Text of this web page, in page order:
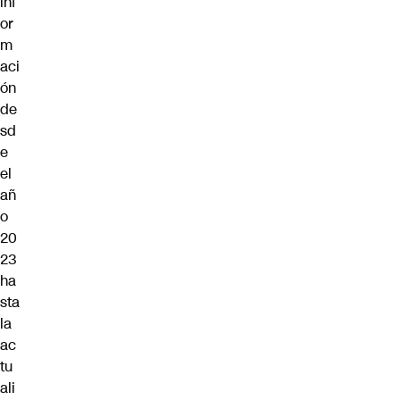
or
m
aci
ón
de
sd
e
el
añ
o
20
23
ha
sta
la
ac
tu
ali